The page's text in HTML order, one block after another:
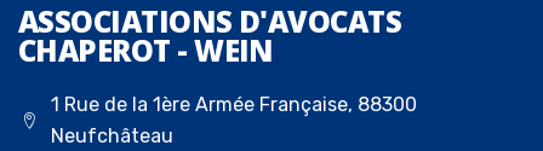
ASSOCIATIONS D'AVOCATS
CHAPEROT - WEIN
1 Rue de la 1ère Armée Française, 88300
Neufchâteau